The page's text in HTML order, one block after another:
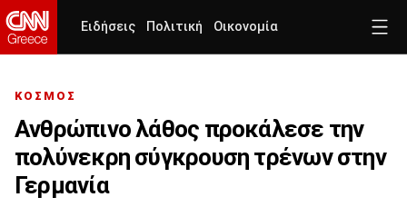
Ειδήσεις Πολιτική Οικονομία
ΚΟΣΜΟΣ
Ανθρώπινο λάθος προκάλεσε την
πολύνεκρη σύγκρουση τρένων στην
Γερμανία